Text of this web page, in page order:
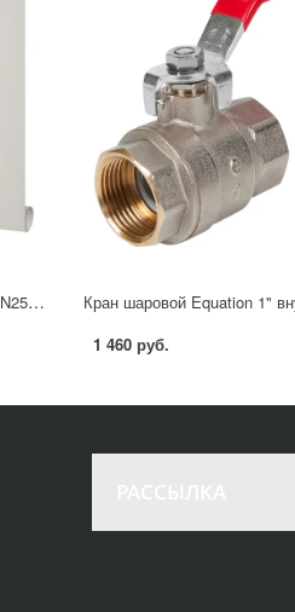
Кран шаровой прямой Giacomini DN25 PN28 1" НР/ВР латунь ручка бабочка
1 460 руб.